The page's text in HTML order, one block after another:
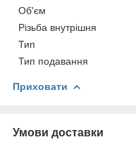
Об'єм
Різьба внутрішня
Тип
Тип подавання
Приховати
Умови доставки